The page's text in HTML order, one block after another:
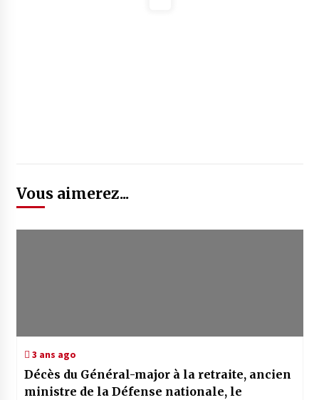
Vous aimerez...
3 ans ago
Décès du Général-major à la retraite, ancien
ministre de la Défense nationale, le